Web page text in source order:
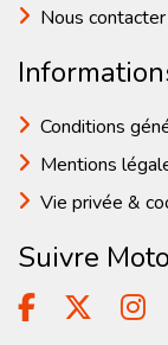
Nous contacter
Conditions
Mentions
Vie privée &
Suivre